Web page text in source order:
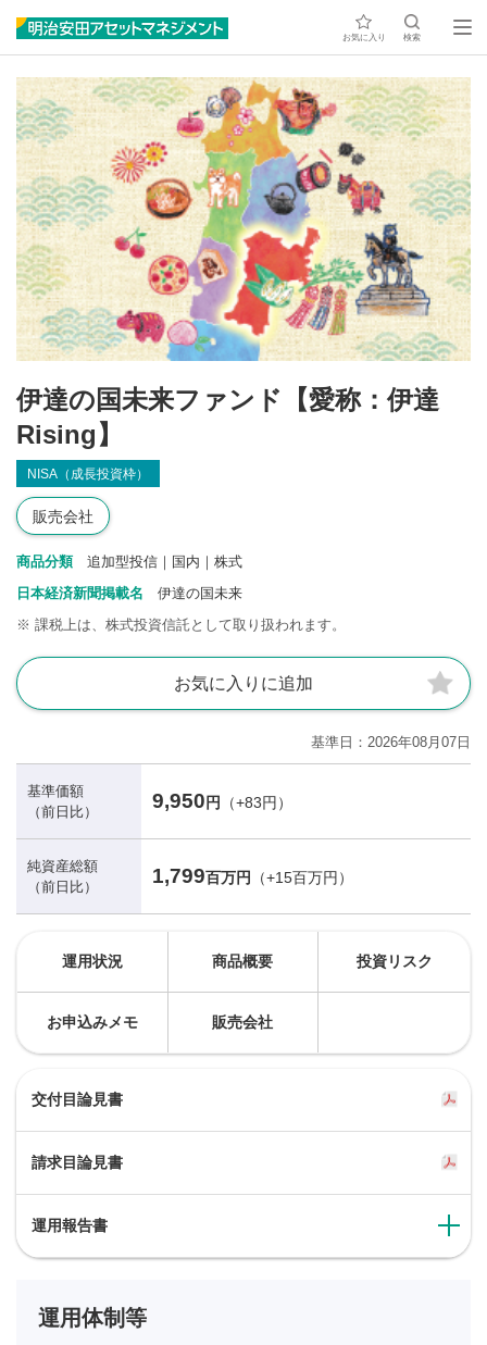
お気に入り 検索
伊達の国未来ファンド【愛称：伊達
Rising】
NISA（成長投資枠）
販売会社
商品分類
追加型投信｜国内｜株式
日本経済新聞掲載名
伊達の国未来
※ 課税上は、株式投資信託として取り扱われます。
お気に入りに追加
基準日 2026年08月07日
基準価額
（前日比）
9,950 円 （+83円）
純資産総額
（前日比）
1,799百万円 （+15百万円）
運用状況 商品概要 投資リスク
お申込みメモ 販売会社
交付目論見書
請求目論見書
運用報告書
運用体制等